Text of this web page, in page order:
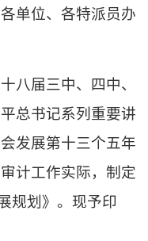
单位、各特派员办
八届三中、四中、
总书记系列重要讲
发展第十三个五年
计工作实际，制定
规划》。现予印